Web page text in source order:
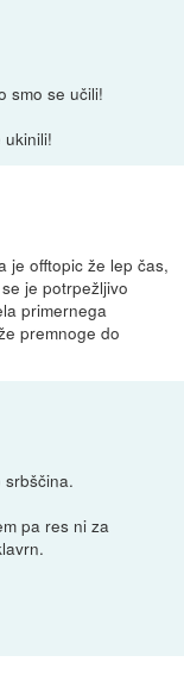
smo se učili!
je offtopic že lep čas,
je potrpežljivo
primernega
premnoge do
srbščina.
pa res ni za